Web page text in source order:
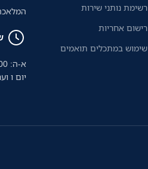
רשימת נותני שירות
רישום אחריות
שימוש במתכלים תואמים
המלאכה 2,
א-ה: 18:00 - 9:00
יום ו